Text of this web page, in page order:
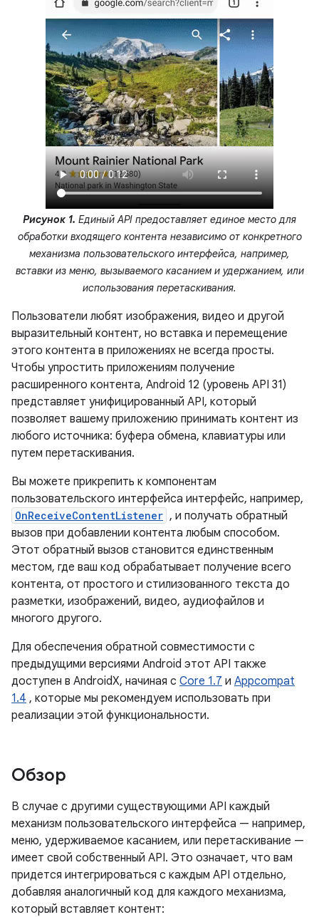
Рисунок 1. Единый API предоставляет единое место для
обработки входящего контента независимо от конкретного
механизма пользовательского интерфейса, например,
вставки из меню, вызываемого касанием и удержанием, или
использования перетаскивания.
Пользователи любят изображения, видео и другой
выразительный контент, но вставка и перемещение
этого контента в приложениях не всегда просты.
Чтобы упростить приложениям получение
расширенного контента, Android 12 (уровень API 31)
представляет унифицированный API, который
позволяет вашему приложению принимать контент из
любого источника: буфера обмена, клавиатуры или
путем перетаскивания.
Вы можете прикрепить к компонентам
пользовательского интерфейса интерфейс, например,
OnReceiveContentListener , и получать обратный
вызов при добавлении контента любым способом.
Этот обратный вызов становится единственным
местом, где ваш код обрабатывает получение всего
контента, от простого и стилизованного текста до
разметки, изображений, видео, аудиофайлов и
многого другого.
Для обеспечения обратной совместимости с
предыдущими версиями Android этот API также
доступен в AndroidX, начиная с Core 1.7 и Appcompat
1.4 , которые мы рекомендуем использовать при
реализации этой функциональности.
Обзор
В случае с другими существующими API каждый
механизм пользовательского интерфейса — например,
меню, удерживаемое касанием, или перетаскивание —
имеет свой собственный API. Это означает, что вам
придется интегрироваться с каждым API отдельно,
добавляя аналогичный код для каждого механизма,
который вставляет контент: